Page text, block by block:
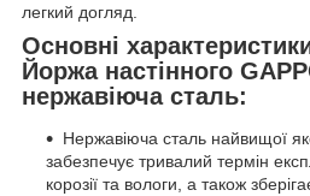
легкий догляд.
Основні
Йоржа настінного
нержавіюча сталь:
Нержавіюча сталь найвищої
забезпечує тривалий термін
корозії та вологи, а також